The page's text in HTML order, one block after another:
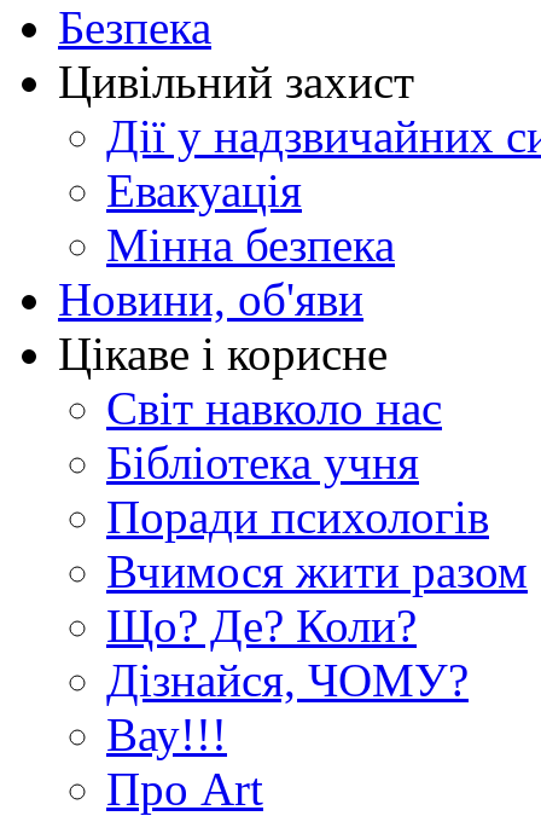
Безпека
Цивільний захист
Дії у надзвичайних
Евакуація
Мінна безпека
Новини, об'яви
Цікаве і корисне
Світ навколо нас
Бібліотека учня
Поради психологів
Вчимося жити разом
Що? Де? Коли?
Дізнайся, ЧОМУ?
Вау!!!
Про Art